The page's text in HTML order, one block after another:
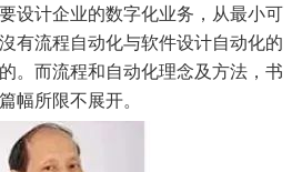
设计企业的数字化业务，从最小可
有流程自动化与软件设计自动化的
。而流程和自动化理念及方法，书
幅所限不展开。